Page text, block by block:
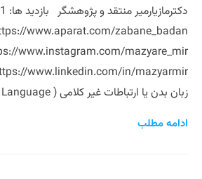
www.aparat.com/zabane_badan
www.instagram.com/mazyare_mir
زبان بدن یا ارتباطات غیر کلامی ( Body Language ) یکی از بهترین قسمتهای […]
ادامه مطلب